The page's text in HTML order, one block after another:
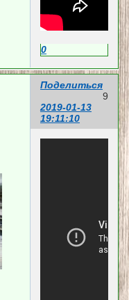
0
Поделиться
9
2019-01-13
19:11:10